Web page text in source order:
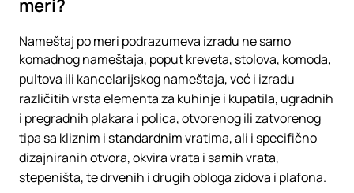
meri?
Nameštaj po meri podrazumeva izradu ne samo
komadnog nameštaja, poput kreveta, stolova, komoda,
pultova ili kancelarijskog nameštaja, već i izradu
različitih vrsta elementa za kuhinje i kupatila, ugradnih
i pregradnih plakara i polica, otvorenog ili zatvorenog
tipa sa kliznim i standardnim vratima, ali i specifično
dizajniranih otvora, okvira vrata i samih vrata,
stepeništa, te drvenih i drugih obloga zidova i plafona.